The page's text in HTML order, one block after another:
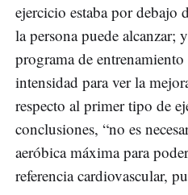
ejercicio estaba por debajo
la persona puede alcanzar;
programa de
intensidad para ver la
respecto al primer tipo de
conclusiones, “no es
aeróbica máxima para
referencia cardiovascular,